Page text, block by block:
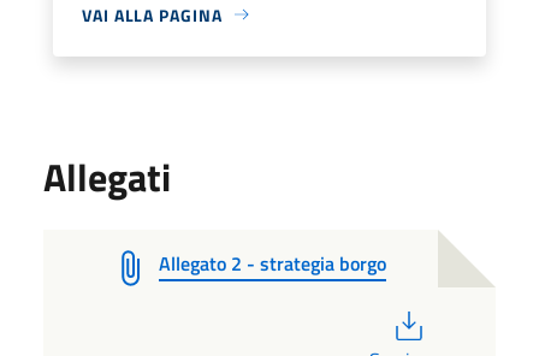
VAI ALLA PAGINA
Allegati
Allegato 2 - strategia borgo